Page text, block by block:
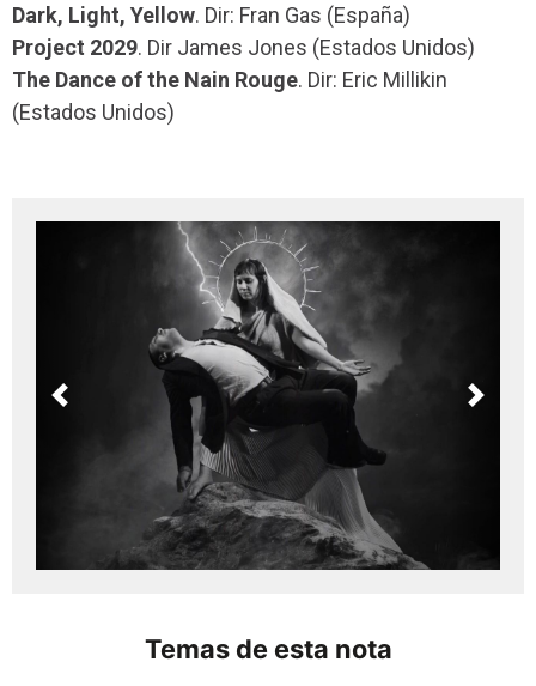
Dark, Light, Yellow. Dir: Fran Gas (España)
Project 2029. Dir James Jones (Estados Unidos)
The Dance of the Nain Rouge. Dir: Eric Millikin
(Estados Unidos)
Previous Next
Temas de esta nota